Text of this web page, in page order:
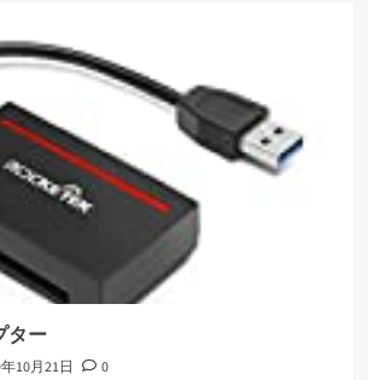
ター
10月21日 0